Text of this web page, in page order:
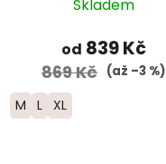
Skladem
od 839 Kč
869 Kč (až –3 %)
M L XL